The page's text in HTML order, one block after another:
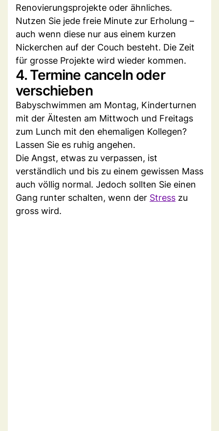
Renovierungsprojekte oder ähnliches.
Nutzen Sie jede freie Minute zur Erholung –
auch wenn diese nur aus einem kurzen
Nickerchen auf der Couch besteht. Die Zeit
für grosse Projekte wird wieder kommen.
4. Termine canceln oder
verschieben
Babyschwimmen am Montag, Kinderturnen
mit der Ältesten am Mittwoch und Freitags
zum Lunch mit den ehemaligen Kollegen?
Lassen Sie es ruhig angehen.
Die Angst, etwas zu verpassen, ist
verständlich und bis zu einem gewissen Mass
auch völlig normal. Jedoch sollten Sie einen
Gang runter schalten, wenn der Stress zu
gross wird.